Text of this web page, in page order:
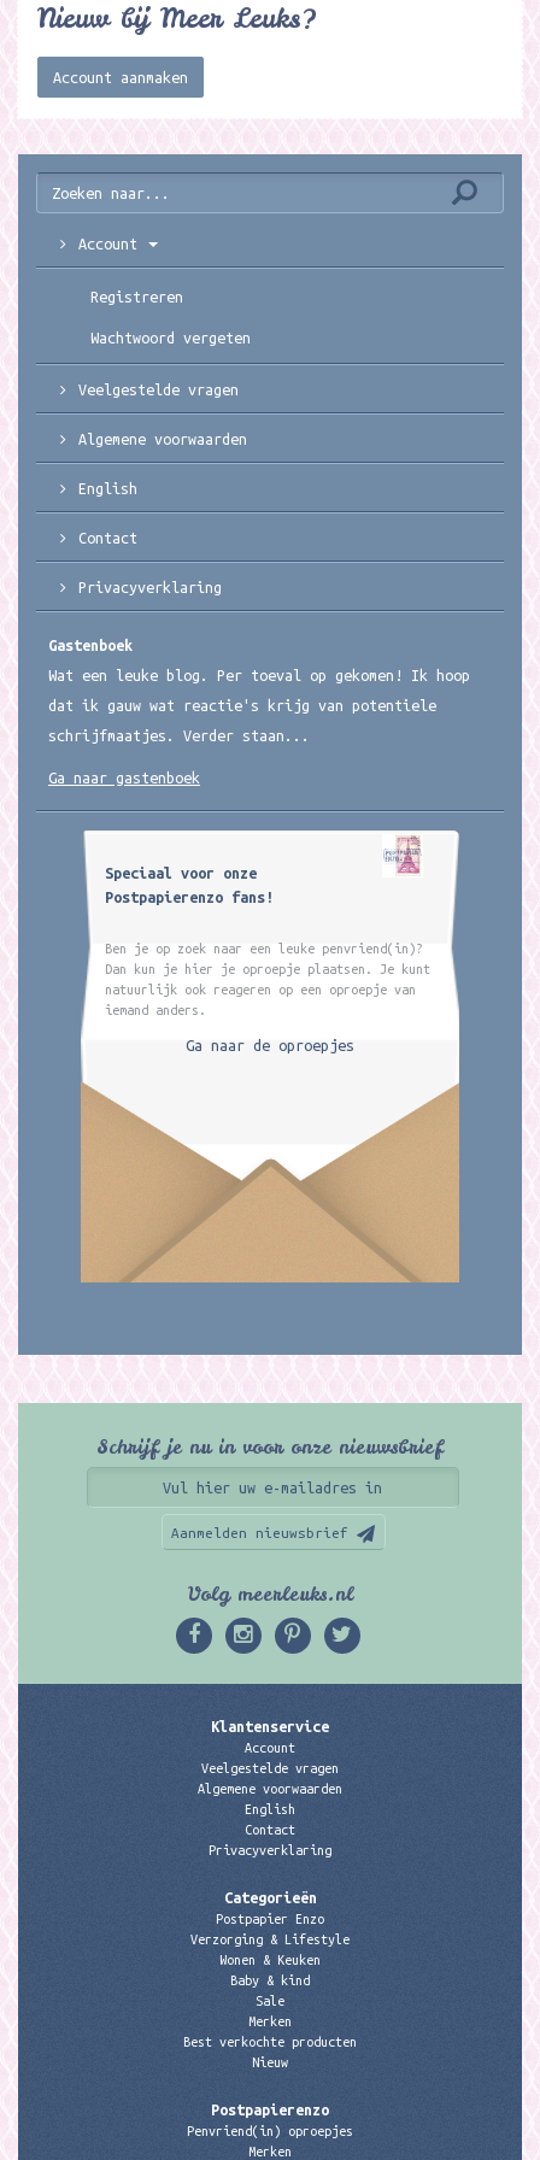
Nieuw bij Meer Leuks?
Account aanmaken
Account
Registreren
Wachtwoord vergeten
Veelgestelde vragen
Algemene voorwaarden
English
Contact
Privacyverklaring
Gastenboek
Wat een leuke blog. Per toeval op gekomen! Ik hoop
dat ik gauw wat reactie's krijg van potentiele
schrijfmaatjes. Verder staan...
Ga naar gastenboek
Speciaal voor onze
Postpapierenzo fans!
Ben je op zoek naar een leuke penvriend(in)?
Dan kun je hier je oproepje plaatsen. Je kunt
natuurlijk ook reageren op een oproepje van
iemand anders.
Ga naar de oproepjes
Schrijf je nu in voor onze nieuwsbrief
Aanmelden nieuwsbrief
Volg meerleuks.nl
Klantenservice
Account
Veelgestelde vragen
Algemene voorwaarden
English
Contact
Privacyverklaring
Categorieën
Postpapier Enzo
Verzorging & Lifestyle
Wonen & Keuken
Baby & kind
Sale
Merken
Best verkochte producten
Nieuw
Postpapierenzo
Penvriend(in) oproepjes
Merken